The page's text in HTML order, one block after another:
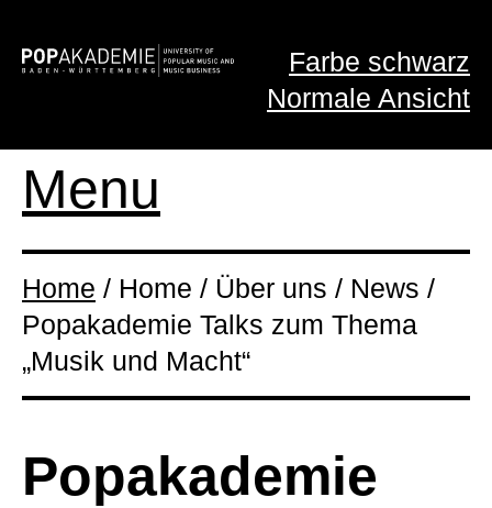
Farbe schwarz
Normale Ansicht
Menu
Home / Home / Über uns / News /
Popakademie Talks zum Thema
„Musik und Macht“
Popakademie